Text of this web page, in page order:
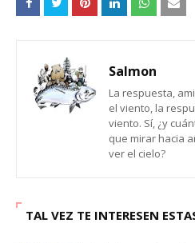
Salmon
La respuesta,
el viento, la
viento. Sí, ¿y
que mirar hacia
ver el cielo?
TAL VEZ TE INTERESEN